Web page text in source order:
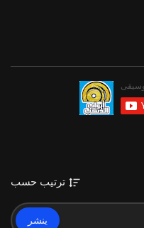
ترتيب حسب
ينشر